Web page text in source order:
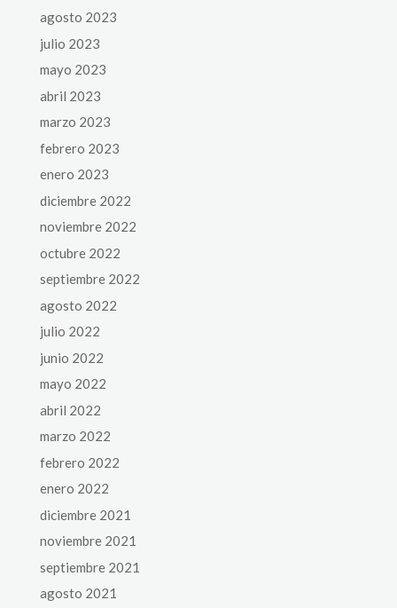
agosto 2023
julio 2023
mayo 2023
abril 2023
marzo 2023
febrero 2023
enero 2023
diciembre 2022
noviembre 2022
octubre 2022
septiembre 2022
agosto 2022
julio 2022
junio 2022
mayo 2022
abril 2022
marzo 2022
febrero 2022
enero 2022
diciembre 2021
noviembre 2021
septiembre 2021
agosto 2021